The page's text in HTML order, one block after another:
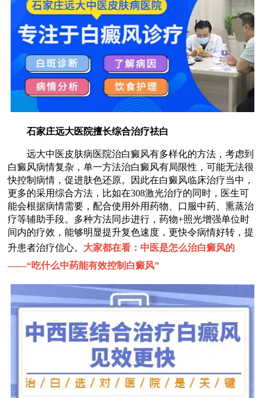
石家庄远大医院擅长综合治疗祛白
远大中医皮肤病医院治白癜风有多样化的方法，考虑到
白癜风病情复杂，单一方法治白癜风有局限性，可能无法很
快控制病情，促进肤色还原。因此在白癜风临床治疗当中，
更多的采用综合方法，比如在308激光治疗的同时，医生可
能会根据病情需要，配合使用外用药物、口服中药、熏蒸治
疗等辅助手段。多种方法同步进行，药物+照光增强单位时
间内的疗效，能够明显提升复色速度，更快令病情好转，提
升患者治疗信心。 大家都在看：中医是怎么治白癜风的
——“吃什么中药能有效控制白癜风”